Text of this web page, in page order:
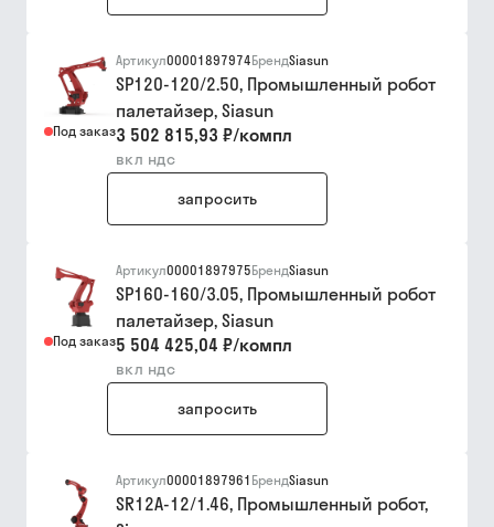
Под заказ
Артикул00001897974БрендSiasun
SP120-120/2.50, Промышленный робот
палетайзер, Siasun
3 502 815,93 ₽/компл
вкл ндс
запросить
Под заказ
Артикул00001897975БрендSiasun
SP160-160/3.05, Промышленный робот
палетайзер, Siasun
5 504 425,04 ₽/компл
вкл ндс
запросить
Артикул00001897961 БрендSiasun
SR12A-12/1.46, Промышленный робот,